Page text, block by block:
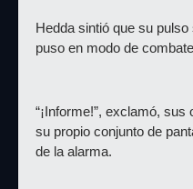
Hedda sintió que su
puso en modo de
“¡Informe!”, exclamó,
su propio conjunto de
de la alarma.